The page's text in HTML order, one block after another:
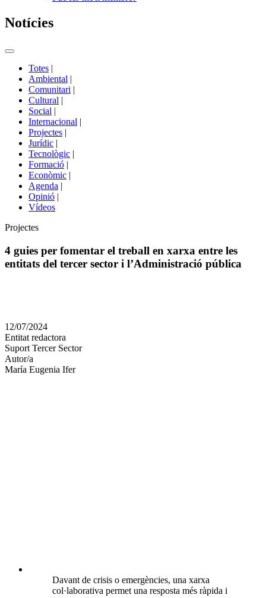
Notícies
Commutador
portals
Totes |
Ambiental |
Comunitari |
Cultural |
Social |
Internacional |
Projectes |
Jurídic |
Tecnològic |
Formació |
Econòmic |
Agenda |
Opinió |
Vídeos
Àmbit
la
notícia
Projectes
4 guies per fomentar el treball en xarxa entre les
entitats del tercer sector i l’Administració pública
en
altres
xarxes
socials
12/07/2024
Entitat redactora
Suport Tercer Sector
Autor/a
María Eugenia Ifer
Davant de crisis o emergències, una xarxa
col·laborativa permet una resposta més ràpida i